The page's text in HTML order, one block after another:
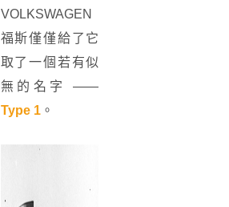
VOLKSWAGEN
福斯僅僅給了它
取了一個若有似
無的名字 ——
Type 1。